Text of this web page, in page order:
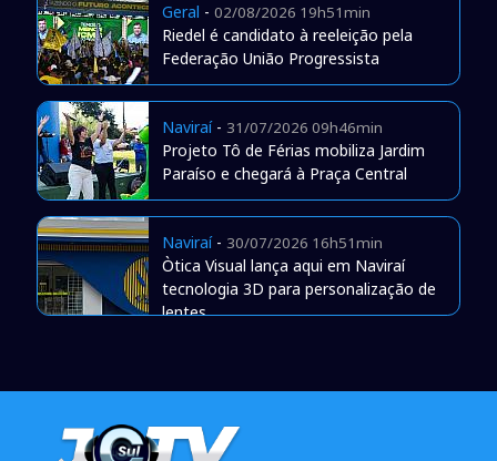
Geral - 02/08/2026 19h51min
Riedel é candidato à reeleição pela
Federação União Progressista
Naviraí- 31/07/2026 09h46min
Projeto Tô de Férias mobiliza Jardim
Paraíso e chegará à Praça Central
Naviraí- 30/07/2026 16h51min
Òtica Visual lança aqui em Naviraí
tecnologia 3D para personalização de
lentes